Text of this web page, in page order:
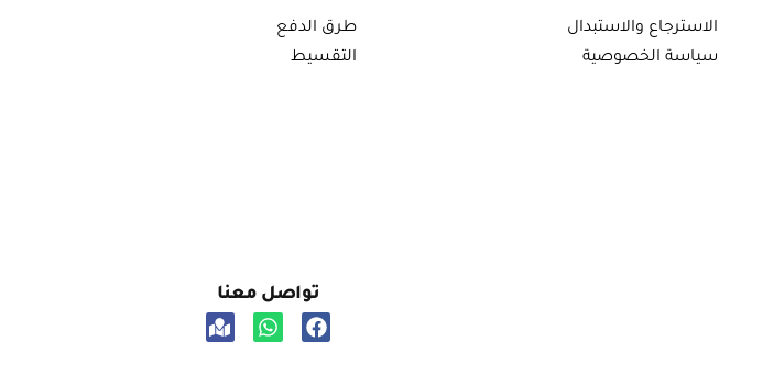
الاسترجاع والاستبدال
سياسة الخصوصية
طرق الدفع
التقسيط
تواصل معنا